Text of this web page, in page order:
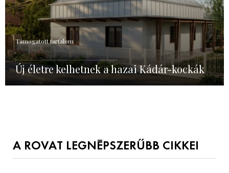
Támogatott tartalom
Új életre kelhetnek a hazai Kádár-kockák
A ROVAT LEGNÉPSZERŰBB CIKKEI